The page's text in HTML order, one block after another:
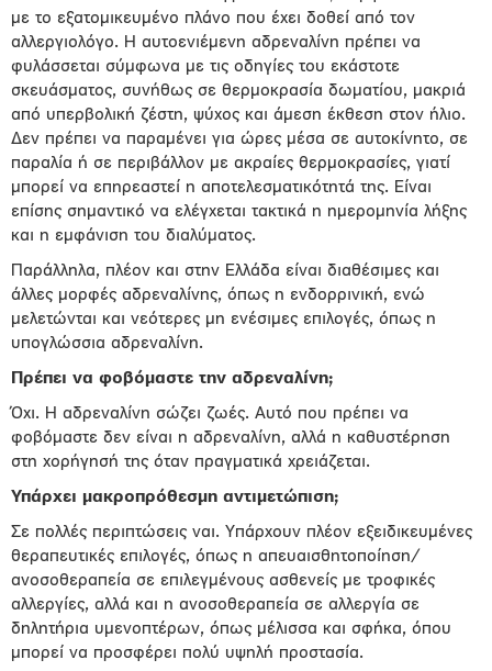
με το εξατομικευμένο πλάνο που έχει δοθεί από τον
αλλεργιολόγο. Η αυτοενιέμενη αδρεναλίνη πρέπει να
φυλάσσεται σύμφωνα με τις οδηγίες του εκάστοτε
σκευάσματος, συνήθως σε θερμοκρασία δωματίου, μακριά
από υπερβολική ζέστη, ψύχος και άμεση έκθεση στον ήλιο.
Δεν πρέπει να παραμένει για ώρες μέσα σε αυτοκίνητο, σε
παραλία ή σε περιβάλλον με ακραίες θερμοκρασίες, γιατί
μπορεί να επηρεαστεί η αποτελεσματικότητά της. Είναι
επίσης σημαντικό να ελέγχεται τακτικά η ημερομηνία λήξης
και η εμφάνιση του διαλύματος.
Παράλληλα, πλέον και στην Ελλάδα είναι διαθέσιμες και
άλλες μορφές αδρεναλίνης, όπως η ενδορρινική, ενώ
μελετώνται και νεότερες μη ενέσιμες επιλογές, όπως η
υπογλώσσια αδρεναλίνη.
Πρέπει να φοβόμαστε την αδρεναλίνη;
Όχι. Η αδρεναλίνη σώζει ζωές. Αυτό που πρέπει να
φοβόμαστε δεν είναι η αδρεναλίνη, αλλά η καθυστέρηση
στη χορήγησή της όταν πραγματικά χρειάζεται.
Υπάρχει μακροπρόθεσμη αντιμετώπιση;
Σε πολλές περιπτώσεις ναι. Υπάρχουν πλέον εξειδικευμένες
θεραπευτικές επιλογές, όπως η απευαισθητοποίηση/
ανοσοθεραπεία σε επιλεγμένους ασθενείς με τροφικές
αλλεργίες, αλλά και η ανοσοθεραπεία σε αλλεργία σε
δηλητήρια υμενοπτέρων, όπως μέλισσα και σφήκα, όπου
μπορεί να προσφέρει πολύ υψηλή προστασία.